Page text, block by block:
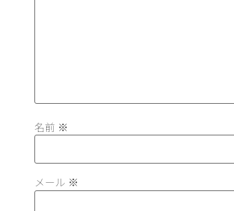
名前 ※
メール ※